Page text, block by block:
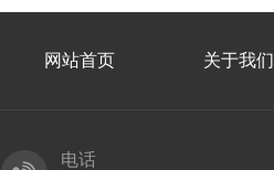
网站首页 关于我们
电话